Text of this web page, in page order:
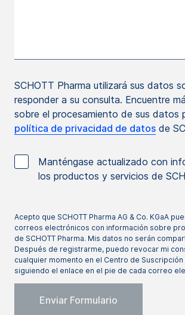
SCHOTT Pharma utilizará sus datos
responder a su consulta. Encuentre
sobre el procesamiento de sus datos
política de privacidad de datos de
Manténgase actualizado con
los productos y servicios de
Acepto que SCHOTT Pharma AG & Co. KGaA
correos electrónicos con información sobre
de SCHOTT Pharma. Mis datos no serán
Después de registrarme, puedo revocar mi
cualquier momento en el Centro de Suscripción
siguiendo el enlace en el pie de cada correo